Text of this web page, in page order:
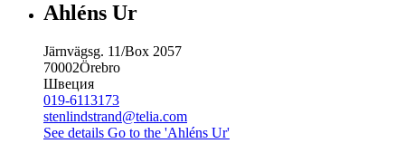
Ahléns Ur
Järnvägsg. 11/Box 2057
70002Örebro
Швеция
019-6113173
stenlindstrand@telia.com
See details Go to the 'Ahléns Ur'